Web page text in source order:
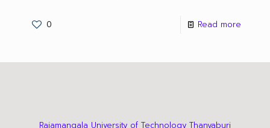
0 Read more
Rajamangala University of Technology Thanyaburi